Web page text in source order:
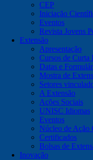
CEP
Iniciação
Eventos
Revista Jovens
Extensão
Apresentação
Cursos de Curta
Datas e
Mostra de
Setores
A Extensão
Ações Sociais
UNISC Idiomas
Eventos
Núcleo de Ação
Certificados
Bolsas de
Inovação